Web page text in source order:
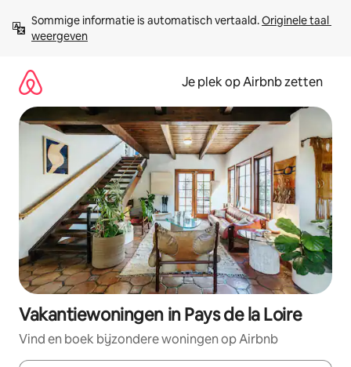
direct
naar
Sommige informatie is automatisch vertaald. Originele taal
weergeven
Je plek op Airbnb zetten
Vakantiewoningen in Pays de la Loire
Vind en boek bijzondere woningen op Airbnb